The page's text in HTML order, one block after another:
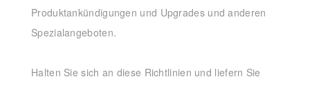
Produktankündigungen und Upgrades und anderen
Spezialangeboten.
Halten Sie sich an diese Richtlinien und liefern Sie